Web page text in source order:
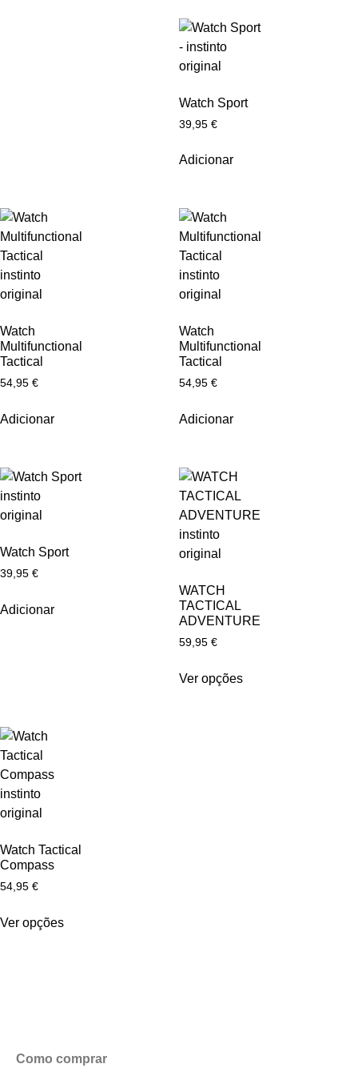
Watch Sport
39,95 €
Adicionar
Watch
Multifunctional
Tactical
54,95 €
Adicionar
Watch
Multifunctional
Tactical
54,95 €
Adicionar
Watch Sport
39,95 €
Adicionar
WATCH
TACTICAL
ADVENTURE
59,95 €
Ver opções
Watch Tactical
Compass
54,95 €
Ver opções
Como comprar